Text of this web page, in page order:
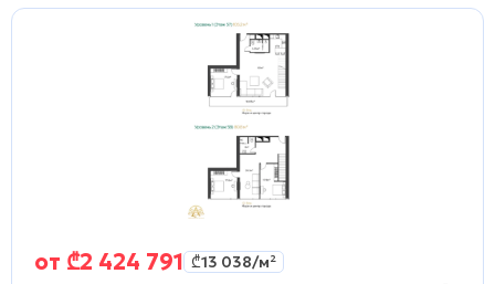
от ₾2 424 791 ₾13 038/м²